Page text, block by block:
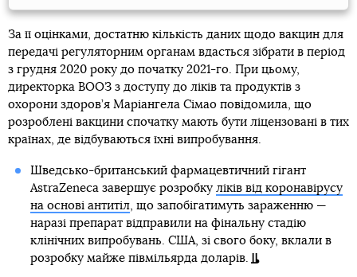
За її оцінками, достатню кількість даних щодо вакцин для
передачі регуляторним органам вдасться зібрати в період
з грудня 2020 року до початку 2021-го. При цьому,
директорка ВООЗ з доступу до ліків та продуктів з
охорони здоров’я Маріангела Сімао повідомила, що
розроблені вакцини спочатку мають бути ліцензовані в тих
країнах, де відбуваються їхні випробування.
Шведсько-британський фармацевтичний гігант
AstraZeneca завершує розробку ліків від коронавірусу
на основі антитіл, що запобігатимуть зараженню —
наразі препарат відправили на фінальну стадію
клінічних випробувань. США, зі свого боку, вклали в
розробку майже півмільярда доларів.